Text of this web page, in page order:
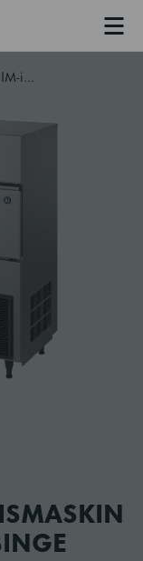
IM-100NE-HC-32 IM-ismaskin med innebygget binge